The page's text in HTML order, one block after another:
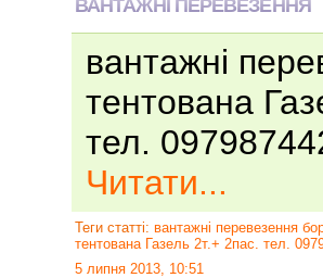
ВАНТАЖНІ ПЕРЕВЕЗЕННЯ
вантажні
тентована
тел.
Читати...
Теги статті: вантажні перевезення
тентована Газель 2т.+ 2пас. тел.
5 липня 2013, 10:51